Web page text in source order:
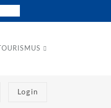
TOURISMUS
Login